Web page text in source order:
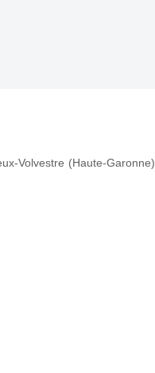
Volvestre (Haute-Garonne)